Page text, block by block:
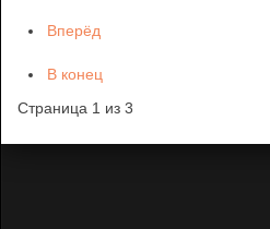
Вперёд
В конец
Страница 1 из 3